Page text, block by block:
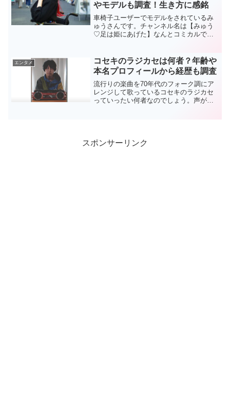
やモデルも調査！生き方に感銘
車椅子ユーザーでモデルをされているみ
ゅうさんです。チャンネル名は【みゅう
♡足は姫にあげた】なんとコミカルで前
が、調べてみてこの人は立派ということ
がわかりました。人生に悩...
エンタメ
コセキのラジカセは何者？年齢や
本名プロフィールから経歴も調査
流行りの楽曲を70年代のフォーク調にア
レンジして歌っているコセキのラジカセ
っていったい何者なのでしょう。声がい
スポンサーリンク